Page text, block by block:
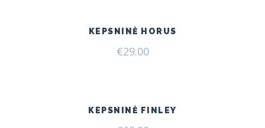
KEPSNINĖ HORUS
€29.00
KEPSNINĖ FINLEY